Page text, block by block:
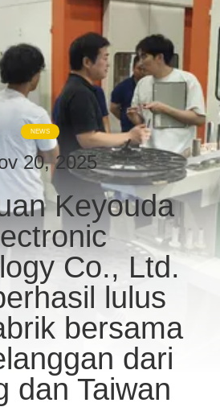
NEWS
20, 2025
Keyouda
Co., Ltd.
lulus
bersama
dari
dan Taiwan